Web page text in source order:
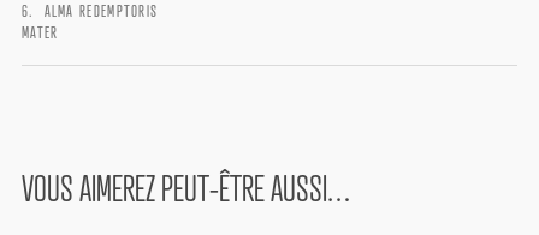
ALMA REDEMPTORIS
MATER
VOUS AIMEREZ PEUT-ÊTRE AUSSI…